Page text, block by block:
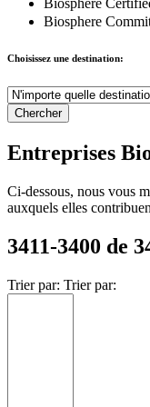
Biosphere
Biosphere
Choisissez une destination:
Entreprises
Ci-dessous, nous vous
auxquels elles
3411-3400 de
Trier par: Trier par: